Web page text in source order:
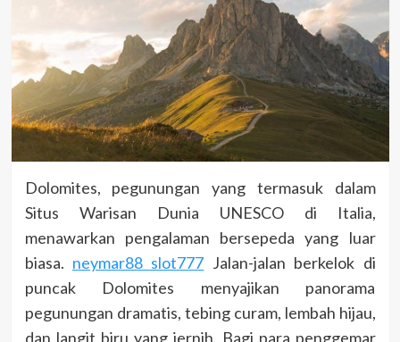
Dolomites, pegunungan yang termasuk dalam
Situs Warisan Dunia UNESCO di Italia,
menawarkan pengalaman bersepeda yang luar
biasa. neymar88 slot777 Jalan-jalan berkelok di
puncak Dolomites menyajikan panorama
pegunungan dramatis, tebing curam, lembah hijau,
dan langit biru yang jernih. Bagi para penggemar